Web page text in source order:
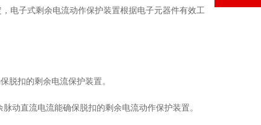
电子式剩余电流动作保护装置根据电子元器件有效工
脱扣的剩余电流保护装置。
动直流电流能确保脱扣的剩余电流动作保护装置。